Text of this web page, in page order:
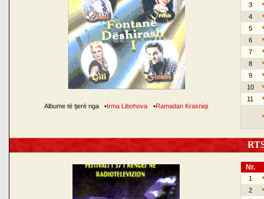
Albume të tjerë nga •Irma Libohova •Ramadan Krasniqi
3
4
5
6
7
8
9
10
11
Nr.
1
2